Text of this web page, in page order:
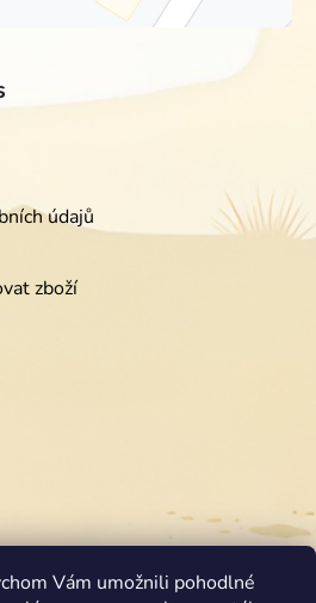
Vám umožnili pohodlné
údajů
zboží